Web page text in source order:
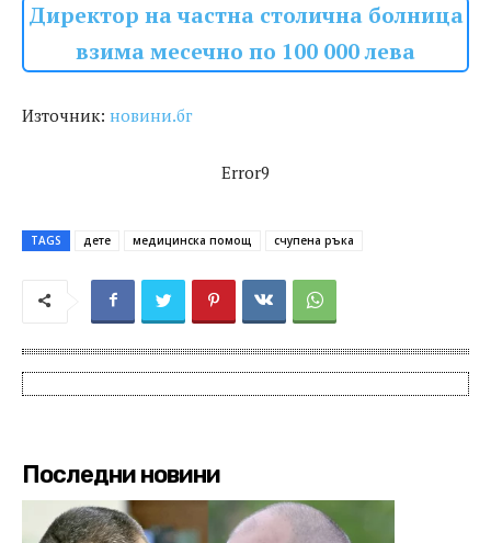
Директор на частна столична болница
взима месечно по 100 000 лева
Източник: новини.бг
Error9
TAGS дете медицинска помощ счупена ръка
Последни новини